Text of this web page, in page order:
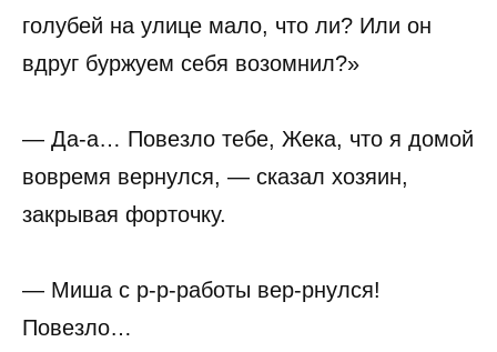
голубей на улице мало, что ли? Или он
вдруг буржуем себя возомнил?»
— Да-а… Повезло тебе, Жека, что я домой
вовремя вернулся, — сказал хозяин,
закрывая форточку.
— Миша с р-р-работы вер-рнулся!
Повезло…